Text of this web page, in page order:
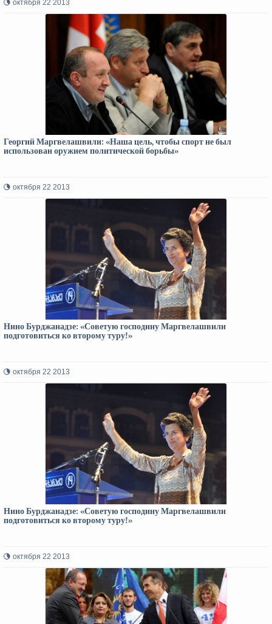
октября 22 2013
Георгий Маргвелашвили: «Наша цель, чтобы спорт не был
использован оружием политической борьбы»
октября 22 2013
Нино Бурджанадзе: «Советую господину Маргвелашвили
подготовиться ко второму туру!»
октября 22 2013
Нино Бурджанадзе: «Советую господину Маргвелашвили
подготовиться ко второму туру!»
октября 22 2013